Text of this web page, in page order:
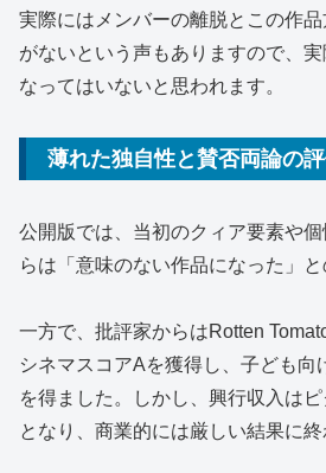
実際にはメンバーの離脱とこの作
がないという声もありますので、
なってはいないと思われます。
薄れた独自性と賛否両論の
公開版では、当初のクィア要素や
らは「意味のない作品になった」と
一方で、批評家からはRotten
シネマスコアAを獲得し、子ども向
を得ました。しかし、興行収入は
となり、商業的には厳しい結果に終